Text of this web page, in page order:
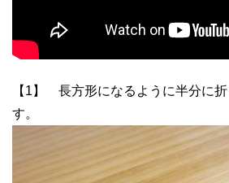
【1】 長方形になるように半分に
す。